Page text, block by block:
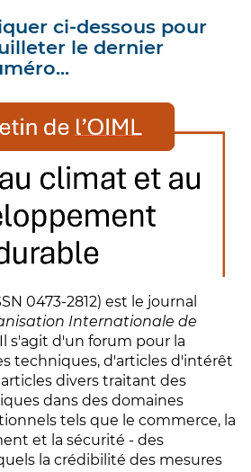
ci-dessous pour
le dernier
0473-2812) est le journal
Internationale de
s'agit d'un forum pour la
techniques, d'articles d'intérêt
divers traitant des
dans des domaines
tels que le commerce, la
et la sécurité - des
la crédibilité des mesures